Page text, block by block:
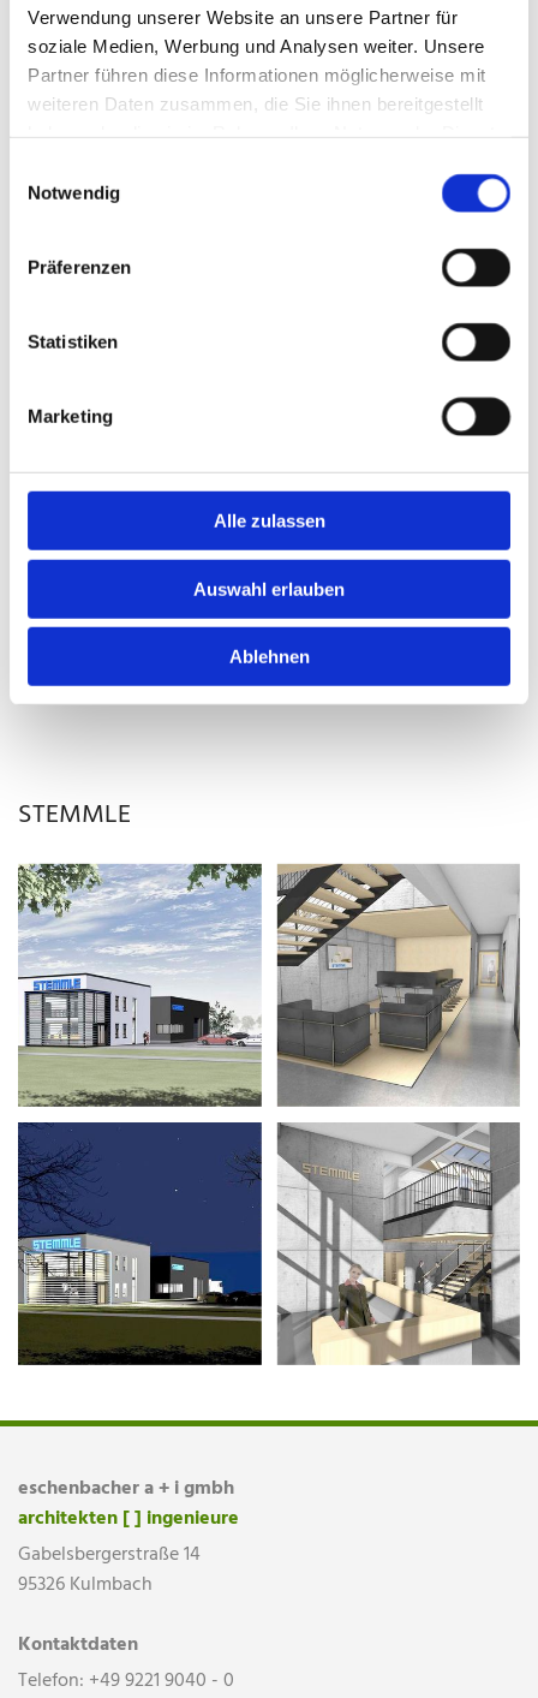
Verwendung unserer Website an unsere Partner für
soziale Medien, Werbung und Analysen weiter. Unsere
Partner führen diese Informationen möglicherweise mit
weiteren Daten zusammen, die Sie ihnen bereitgestellt
Notwendig
Präferenzen
Statistiken
Marketing
Alle zulassen
Auswahl erlauben
Ablehnen
STEMMLE
eschenbacher a + i gmbh
architekten [ ] ingenieure
Gabelsbergerstraße 14
95326 Kulmbach
Kontaktdaten
Telefon: +49 9221 9040 - 0